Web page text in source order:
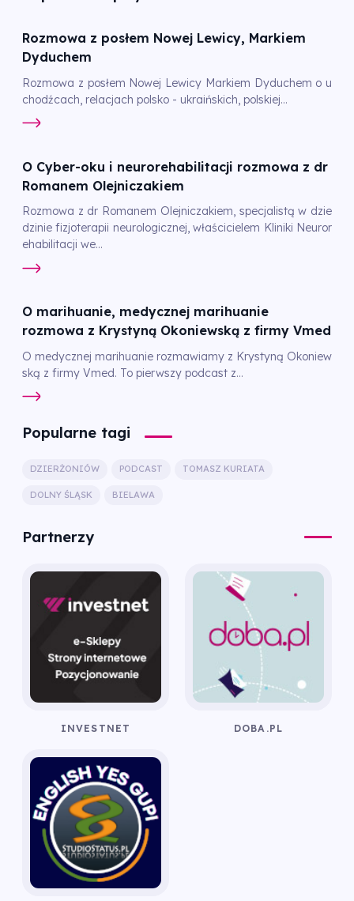
Rozmowa z posłem Nowej Lewicy, Markiem
Dyduchem
Rozmowa z posłem Nowej Lewicy Markiem Dyduchem o u
chodźcach, relacjach polsko - ukraińskich, polskiej...
O Cyber-oku i neurorehabilitacji rozmowa z dr
Romanem Olejniczakiem
Rozmowa z dr Romanem Olejniczakiem, specjalistą w dzie
dzinie fizjoterapii neurologicznej, właścicielem Kliniki Neuror
ehabilitacji we...
O marihuanie, medycznej marihuanie
rozmowa z Krystyną Okoniewską z firmy Vmed
O medycznej marihuanie rozmawiamy z Krystyną Okoniew
ską z firmy Vmed. To pierwszy podcast z...
Popularne tagi
DZIERŻONIÓW PODCAST TOMASZ KURIATA
DOLNY ŚLĄSK BIELAWA
Partnerzy
INVESTNET DOBA.PL